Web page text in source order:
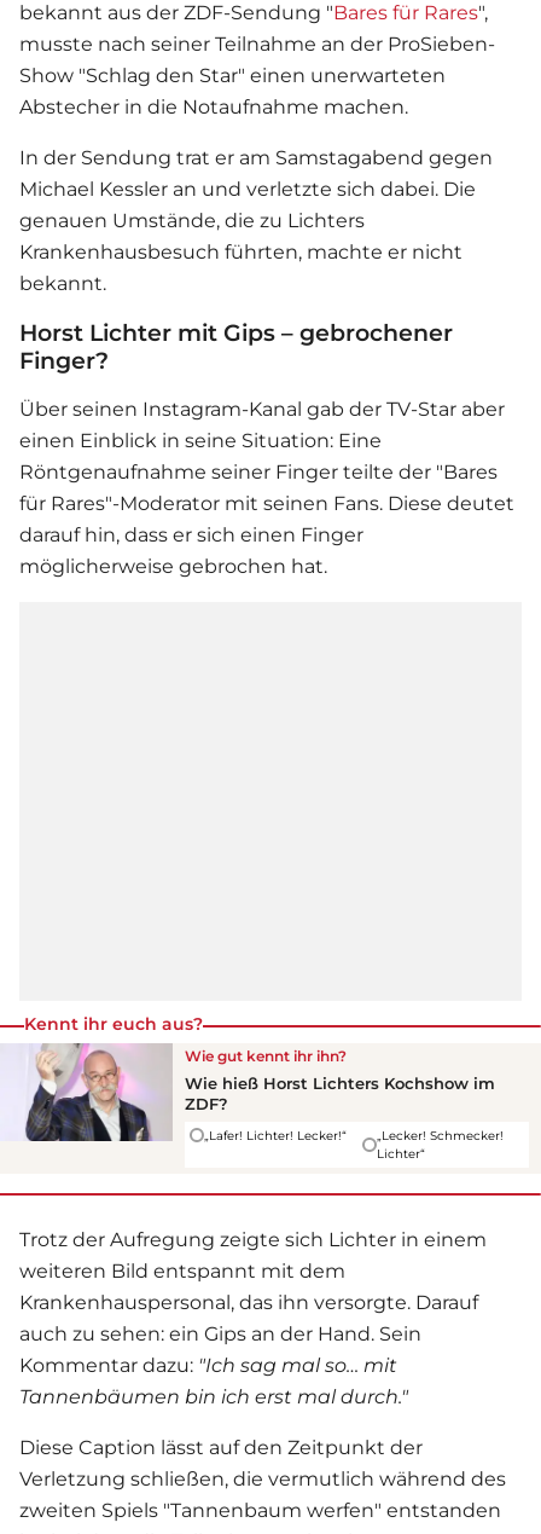
bekannt aus der ZDF-Sendung "Bares für Rares",
musste nach seiner Teilnahme an der ProSieben-
Show "Schlag den Star" einen unerwarteten
Abstecher in die Notaufnahme machen.
In der Sendung trat er am Samstagabend gegen
Michael Kessler an und verletzte sich dabei. Die
genauen Umstände, die zu Lichters
Krankenhausbesuch führten, machte er nicht
bekannt.
Horst Lichter mit Gips – gebrochener
Finger?
Über seinen Instagram-Kanal gab der TV-Star aber
einen Einblick in seine Situation: Eine
Röntgenaufnahme seiner Finger teilte der "Bares
für Rares"-Moderator mit seinen Fans. Diese deutet
darauf hin, dass er sich einen Finger
möglicherweise gebrochen hat.
Kennt ihr euch aus?
Wie gut kennt ihr ihn?
Wie hieß Horst Lichters Kochshow im
ZDF?
„Lafer! Lichter! Lecker!“
„Lecker! Schmecker!
Lichter“
Trotz der Aufregung zeigte sich Lichter in einem
weiteren Bild entspannt mit dem
Krankenhauspersonal, das ihn versorgte. Darauf
auch zu sehen: ein Gips an der Hand. Sein
Kommentar dazu: "Ich sag mal so… mit
Tannenbäumen bin ich erst mal durch."
Diese Caption lässt auf den Zeitpunkt der
Verletzung schließen, die vermutlich während des
zweiten Spiels "Tannenbaum werfen" entstanden